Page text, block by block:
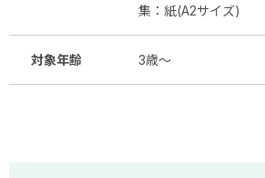
集：紙(A2サイズ)
対象年齢 3歳～